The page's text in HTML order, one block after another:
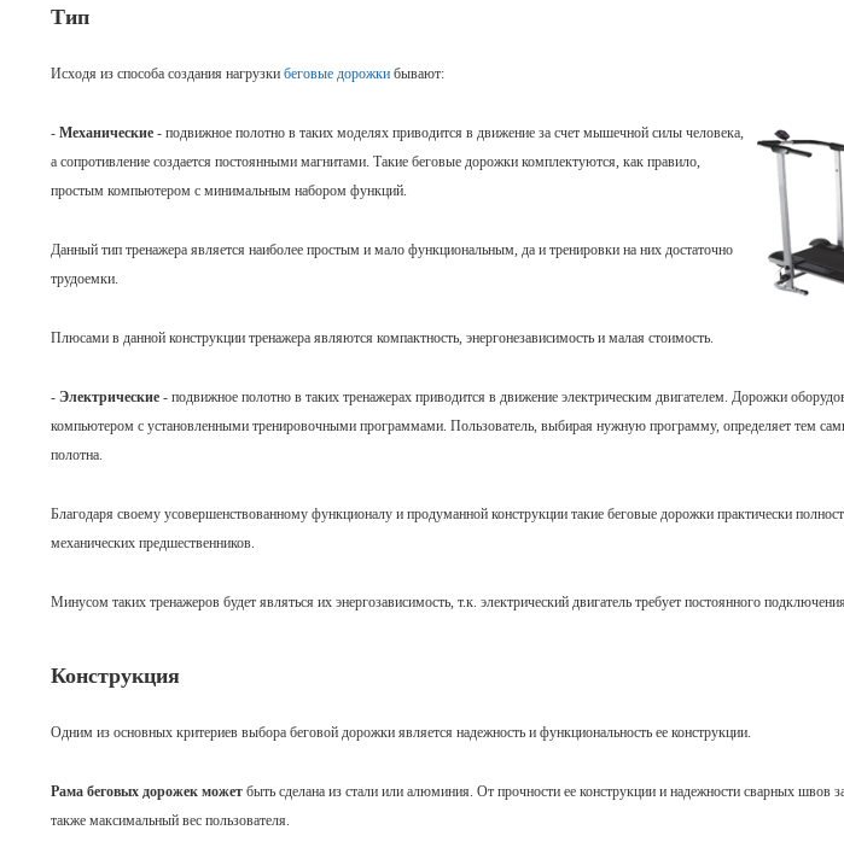
Тип
Исходя из способа создания нагрузки беговые дорожки бывают:
- Механические - подвижное полотно в таких моделях приводится в движение за счет мышечной силы человека,
а сопротивление создается постоянными магнитами. Такие беговые дорожки комплектуются, как правило,
простым компьютером с минимальным набором функций.
Данный тип тренажера является наиболее простым и мало функциональным, да и тренировки на них достаточно
трудоемки.
Плюсами в данной конструкции тренажера являются компактность, энергонезависимость и малая стоимость.
- Электрические - подвижное полотно в таких тренажерах приводится в движение электрическим двигателем. Дорожки
компьютером с установленными тренировочными программами. Пользователь, выбирая нужную программу, определяет тем
полотна.
Благодаря своему усовершенствованному функционалу и продуманной конструкции такие беговые дорожки практически
механических предшественников.
Минусом таких тренажеров будет являться их энергозависимость, т.к. электрический двигатель требует постоянного
Конструкция
Одним из основных критериев выбора беговой дорожки является надежность и функциональность ее конструкции.
Рама беговых дорожек может быть сделана из стали или алюминия. От прочности ее конструкции и надежности сварных швов
также максимальный вес пользователя.